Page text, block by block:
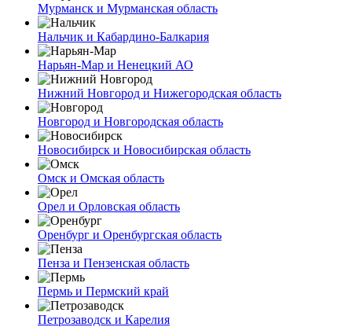
Мурманск и Мурманская область
Нальчик и Кабардино-Балкария
Нарьян-Мар и Ненецкий АО
Нижний Новгород и Нижегородская область
Новгород и Новгородская область
Новосибирск и Новосибирская область
Омск и Омская область
Орел и Орловская область
Оренбург и Оренбургская область
Пенза и Пензенская область
Пермь и Пермский край
Петрозаводск и Карелия